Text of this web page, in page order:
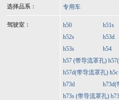
选择品系： 专用车
驾驶室： h50 h51s
h52s
h53d
h53s
h54
h57 (带导流罩孔)
h57d(带导流罩孔) h5c
h73d
h73d(
h73s (带导流罩孔)